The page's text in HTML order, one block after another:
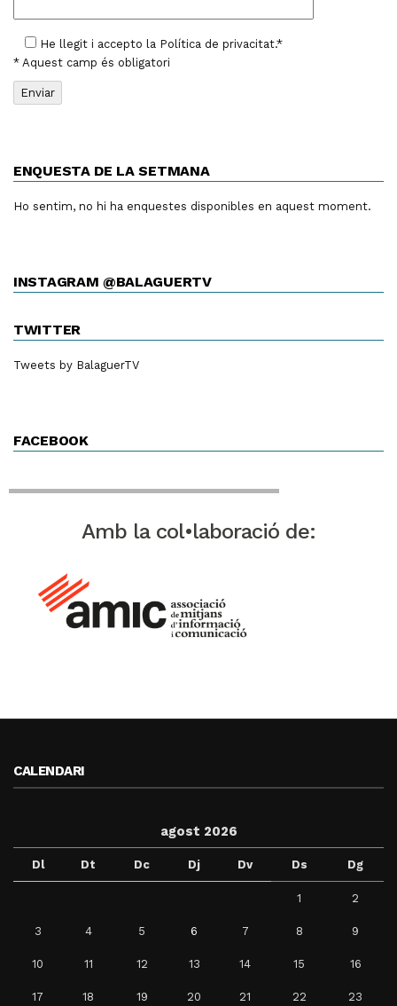
He llegit i accepto la Política de privacitat.*
* Aquest camp és obligatori
ENQUESTA DE LA SETMANA
Ho sentim, no hi ha enquestes disponibles en aquest moment.
INSTAGRAM @BALAGUERTV
TWITTER
Tweets by BalaguerTV
FACEBOOK
Amb la col•laboració de:
CALENDARI
agost 2026
Dl Dt Dc Dj Dv Ds Dg
1 2
3 4 5 6 7 8 9
10 11 12 13 14 15 16
17 18 19 20 21 22 23